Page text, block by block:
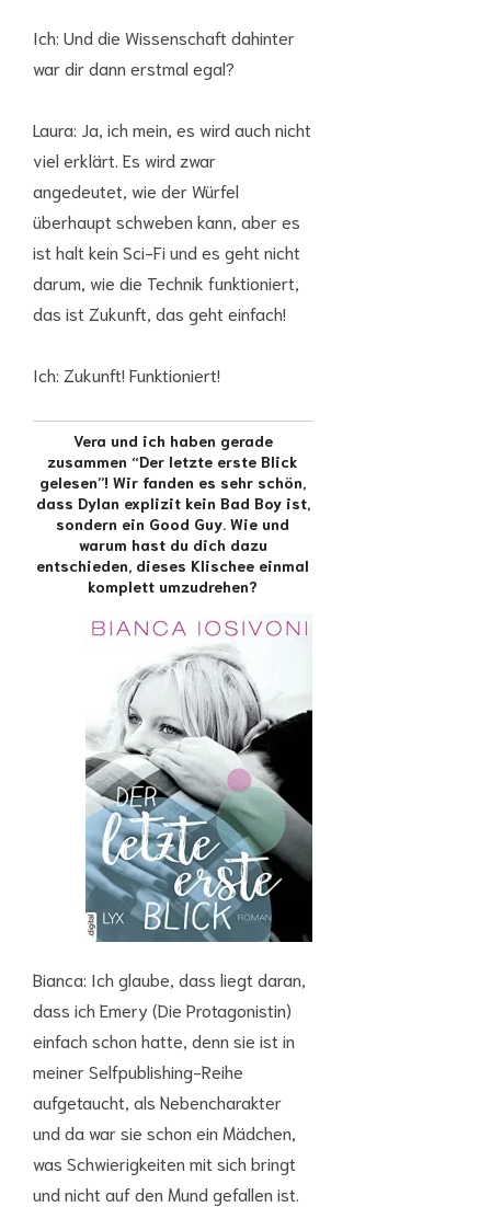
Ich: Und die Wissenschaft dahinter
war dir dann erstmal egal?
Laura: Ja, ich mein, es wird auch nicht
viel erklärt. Es wird zwar
angedeutet, wie der Würfel
überhaupt schweben kann, aber es
ist halt kein Sci-Fi und es geht nicht
darum, wie die Technik funktioniert,
das ist Zukunft, das geht einfach!
Ich: Zukunft! Funktioniert!
Vera und ich haben gerade
zusammen “Der letzte erste Blick
gelesen”! Wir fanden es sehr schön,
dass Dylan explizit kein Bad Boy ist,
sondern ein Good Guy. Wie und
warum hast du dich dazu
entschieden, dieses Klischee einmal
komplett umzudrehen?
Bianca: Ich glaube, dass liegt daran,
dass ich Emery (Die Protagonistin)
einfach schon hatte, denn sie ist in
meiner Selfpublishing-Reihe
aufgetaucht, als Nebencharakter
und da war sie schon ein Mädchen,
was Schwierigkeiten mit sich bringt
und nicht auf den Mund gefallen ist.